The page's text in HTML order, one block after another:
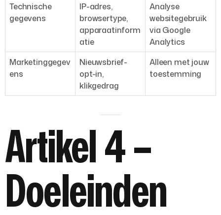
Technische
gegevens
IP-adres,
browsertype,
apparaatinform
atie
Analyse
websitegebruik
via Google
Analytics
Marketinggegev
ens
Nieuwsbrief-
opt-in,
klikgedrag
Alleen met jouw
toestemming
Artikel 4 –
Doeleinden